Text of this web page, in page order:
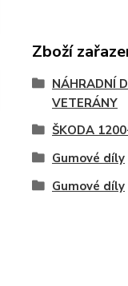
Zboží
NÁHRADNÍ
VETERÁNY
ŠKODA
Gumové díly
Gumové díly